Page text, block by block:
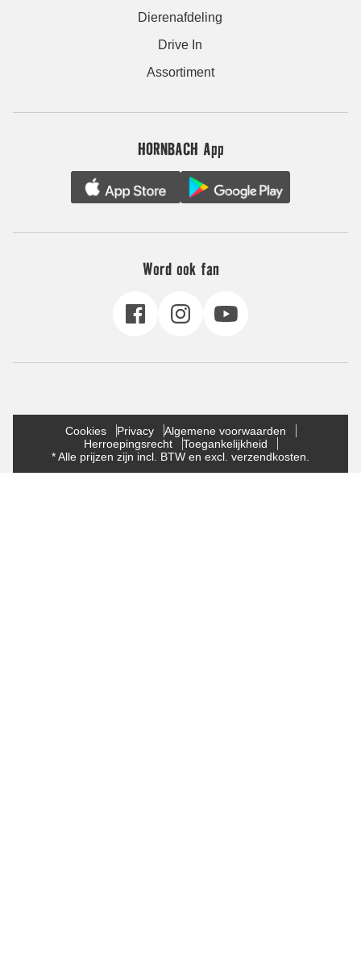
Dierenafdeling
Drive In
Assortiment
HORNBACH App
Word ook fan
Cookies Privacy
Algemene voorwaarden
Herroepingsrecht
Toegankelijkheid
* Alle prijzen zijn incl. BTW en excl. verzendkosten.